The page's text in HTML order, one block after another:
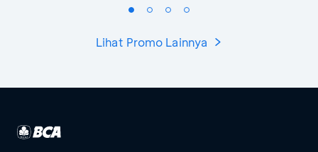
Lihat Promo Lainnya